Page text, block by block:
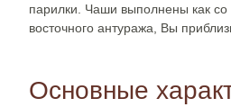
парилки. Чаши выполнены как со
восточного антуража, Вы
Основные